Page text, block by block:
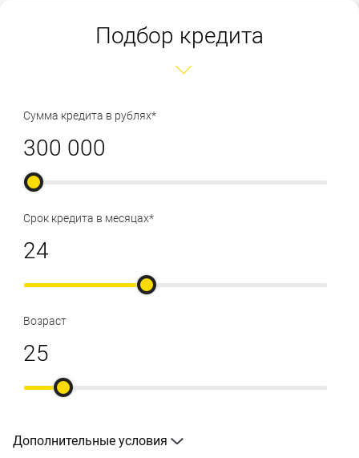
Подбор кредита
Сумма кредита в рублях*
Срок кредита в месяцах*
Возраст
Дополнительные условия